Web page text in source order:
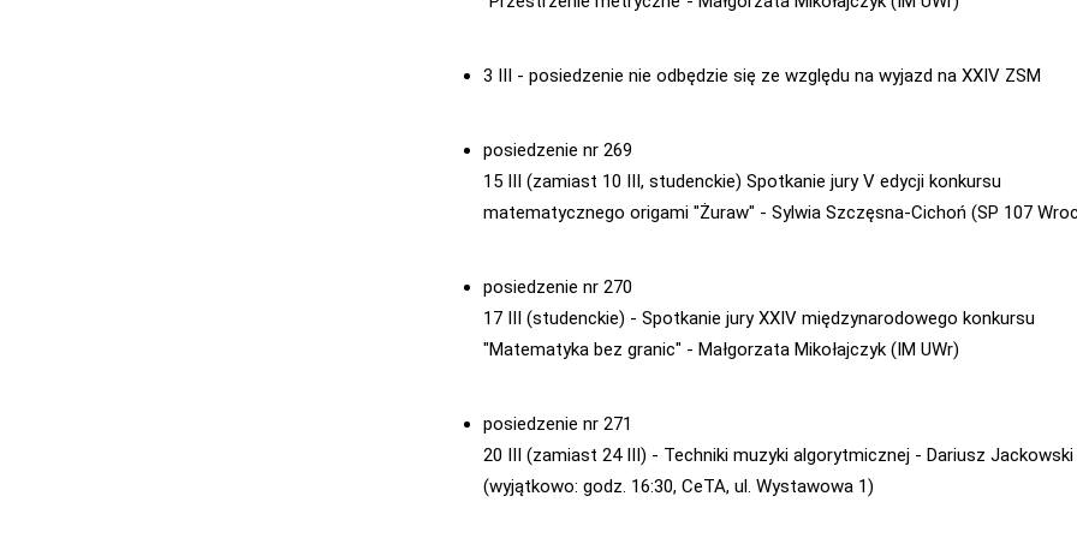
3 III - posiedzenie nie odbędzie się ze względu na wyjazd na XXIV ZSM
posiedzenie nr 269
15 III (zamiast 10 III, studenckie) Spotkanie jury V edycji konkursu
matematycznego origami "Żuraw" - Sylwia Szczęsna-Cichoń (SP 107
posiedzenie nr 270
17 III (studenckie) - Spotkanie jury XXIV międzynarodowego konkursu
"Matematyka bez granic" - Małgorzata Mikołajczyk (IM UWr)
posiedzenie nr 271
20 III (zamiast 24 III) - Techniki muzyki algorytmicznej - Dariusz Jackowski
(wyjątkowo: godz. 16:30, CeTA, ul. Wystawowa 1)